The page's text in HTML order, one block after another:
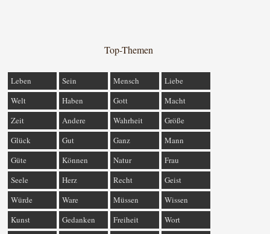
Top-Themen
Leben Sein Mensch
Liebe
Welt
Haben Gott
Macht
Zeit
Andere Wahrheit
Größe
Glück
Gut Ganz
Mann
Güte
Können Natur
Frau
Seele
Herz Recht
Geist
Würde
Ware Müssen
Wissen
Kunst
Gedanken Freiheit Wort